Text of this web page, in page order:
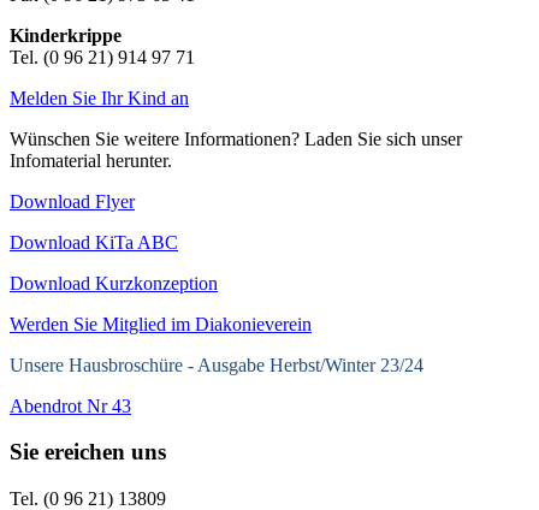
Kinderkrippe
Tel. (0 96 21) 914 97 71
Melden Sie Ihr Kind an
Wünschen Sie weitere Informationen? Laden Sie sich unser
Infomaterial herunter.
Download Flyer
Download KiTa ABC
Download Kurzkonzeption
Werden Sie Mitglied im Diakonieverein
Unsere Hausbroschüre - Ausgabe Herbst/Winter 23/24
Abendrot Nr 43
Sie ereichen uns
Tel. (0 96 21) 13809